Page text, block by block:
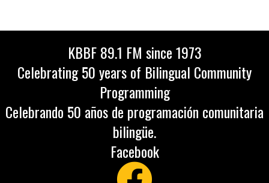
KBBF 89.1 FM since 1973
Celebrating 50 years of Bilingual Community
Programming
Celebrando 50 años de programación comunitaria
bilingüe.
Facebook